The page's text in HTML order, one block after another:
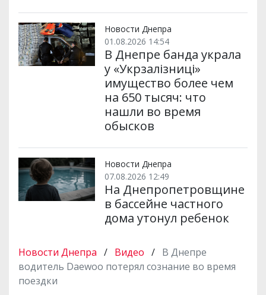
Новости Днепра
01.08.2026 14:54
В Днепре банда украла
у «Укрзалізниці»
имущество более чем
на 650 тысяч: что
нашли во время
обысков
Новости Днепра
07.08.2026 12:49
На Днепропетровщине
в бассейне частного
дома утонул ребенок
Новости Днепра / Видео / В Днепре
водитель Daewoo потерял сознание во время
поездки